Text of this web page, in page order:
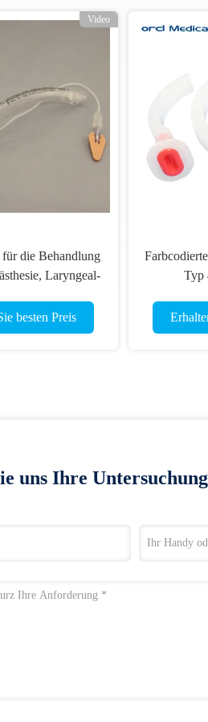
Anästhesie-Maske für die
Kehlkopfleitung
Erhalten Sie besten Preis
uns Ihre